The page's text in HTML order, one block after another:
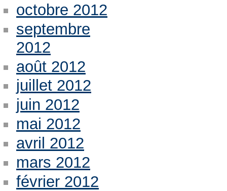
octobre 2012
septembre
2012
août 2012
juillet 2012
juin 2012
mai 2012
avril 2012
mars 2012
février 2012